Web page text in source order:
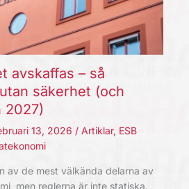
avskaffas – så
säkerhet (och
2027)
13, 2026 / Artiklar, ESB
av de mest välkända delarna av
men reglerna är inte statiska.